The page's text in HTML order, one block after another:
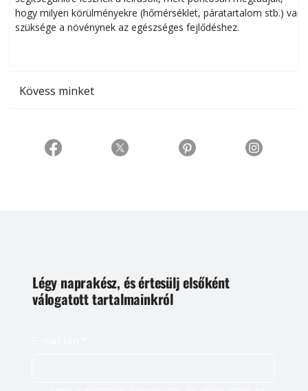
hogy milyen körülményekre (hőmérséklet, páratartalom stb.) van
szüksége a növénynek az egészséges fejlődéshez.
Kövess minket
Légy naprakész, és értesülj elsőként
válogatott tartalmainkról